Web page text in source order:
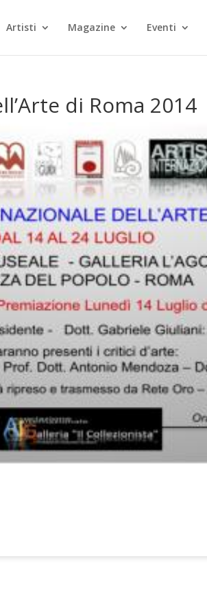
Artisti Magazine Eventi
di Roma 2014